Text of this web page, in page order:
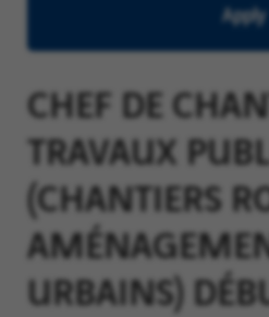
Apply
CHEF DE
TRAVAUX
(CHANTIERS
URBAINS)